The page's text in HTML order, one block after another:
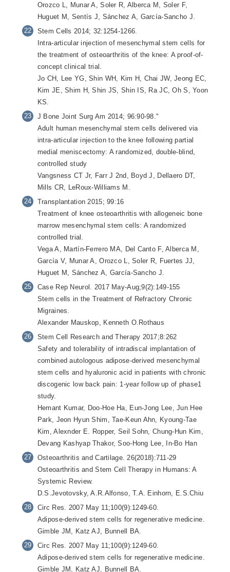
Orozco L, Munar A, Soler R, Alberca M, Soler F,
Huguet M, Sentís J, Sánchez A, García-Sancho J.
Stem Cells 2014; 32:1254-1266.
Intra-articular injection of mesenchymal stem cells for
the treatment of osteoarthritis of the knee: A proof-of-
concept clinical trial.
Jo CH, Lee YG, Shin WH, Kim H, Chai JW, Jeong EC,
Kim JE, Shim H, Shin JS, Shin IS, Ra JC, Oh S, Yoon
KS.
J Bone Joint Surg Am 2014; 96:90-98."
Adult human mesenchymal stem cells delivered via
intra-articular injection to the knee following partial
medial meniscectomy: A randomized, double-blind,
controlled study
Vangsness CT Jr, Farr J 2nd, Boyd J, Dellaero DT,
Mills CR, LeRoux-Williams M.
Transplantation 2015; 99:16
Treatment of knee osteoarthritis with allogeneic bone
marrow mesenchymal stem cells: A randomized
controlled trial.
Vega A, Martín-Ferrero MA, Del Canto F, Alberca M,
García V, Munar A, Orozco L, Soler R, Fuertes JJ,
Huguet M, Sánchez A, García-Sancho J.
Case Rep Neurol. 2017 May-Aug;9(2):149-155
Stem cells in the Treatment of Refractory Chronic
Migraines.
Alexander Mauskop, Kenneth O.Rothaus
Stem Cell Research and Therapy 2017;8:262
Safety and tolerability of intradiscal implantation of
combined autologous adipose-derived mesenchymal
stem cells and hyaluronic acid in patients with chronic
discogenic low back pain: 1-year follow up of phase1
study.
Hemant Kumar, Doo-Hoe Ha, Eun-Jong Lee, Jun Hee
Park, Jeon Hyun Shim, Tae-Keun Ahn, Kyoung-Tae
Kim, Alexnder E. Ropper, Seil Sohn, Chung-Hun Kim,
Devang Kashyap Thakor, Soo-Hong Lee, In-Bo Han
Osteoarthritis and Cartilage. 26(2018):711-29
Osteoarthritis and Stem Cell Therapy in Humans: A
Systemic Review.
D.S.Jevotovsky, A.R.Alfonso, T.A. Einhorn, E.S.Chiu
Circ Res. 2007 May 11;100(9):1249-60.
Adipose-derived stem cells for regenerative medicine.
Gimble JM, Katz AJ, Bunnell BA.
Circ Res. 2007 May 11;100(9):1249-60.
Adipose-derived stem cells for regenerative medicine.
Gimble JM, Katz AJ, Bunnell BA.